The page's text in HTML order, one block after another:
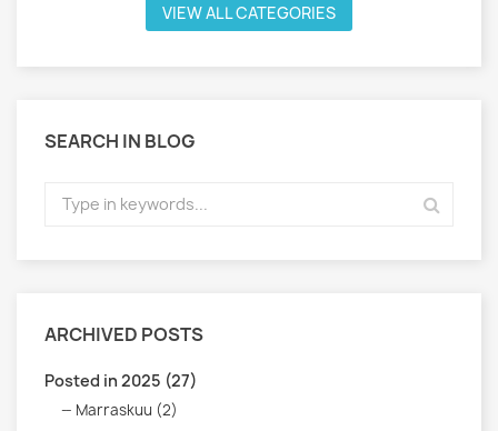
VIEW ALL CATEGORIES
SEARCH IN BLOG
ARCHIVED POSTS
Posted in 2025 (27)
Marraskuu (2)